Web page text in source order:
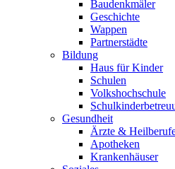
Baudenkmäler
Geschichte
Wappen
Partnerstädte
Bildung
Haus für Kinder
Schulen
Volkshochschule
Gesundheit
Ärzte &
Apotheken
Krankenhäuser